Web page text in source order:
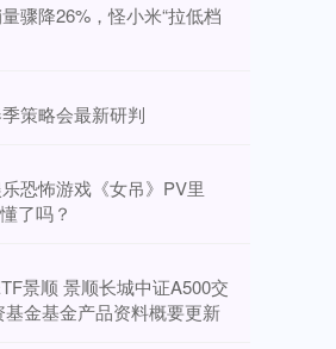
骤降26%，怪小米“拉低档
策略会最新研判
恐怖游戏《女吊》PV里
了吗？
景顺 景顺长城中证A500交
金基金产品资料概要更新